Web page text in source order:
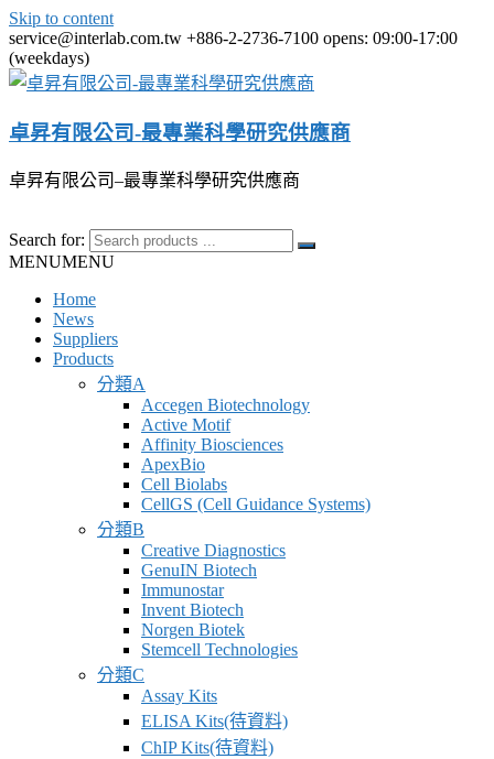
Skip to content
service@interlab.com.tw +886-2-2736-7100 opens: 09:00-17:00
(weekdays)
卓昇有限公司-最專業科學研究供應商
卓昇有限公司–最專業科學研究供應商
Search for:
MENUMENU
Home
News
Suppliers
Products
分類A
Accegen Biotechnology
Active Motif
Affinity Biosciences
ApexBio
Cell Biolabs
CellGS (Cell Guidance Systems)
分類B
Creative Diagnostics
GenuIN Biotech
Immunostar
Invent Biotech
Norgen Biotek
Stemcell Technologies
分類C
Assay Kits
ELISA Kits(待資料)
ChIP Kits(待資料)